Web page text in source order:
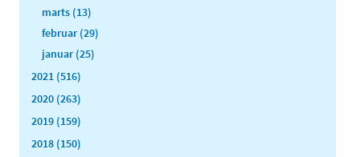
marts (13)
februar (29)
januar (25)
2021 (516)
2020 (263)
2019 (159)
2018 (150)